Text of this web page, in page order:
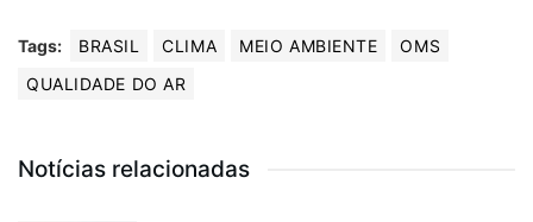
Tags: BRASIL CLIMA MEIO AMBIENTE
OMS
QUALIDADE DO AR
Notícias relacionadas